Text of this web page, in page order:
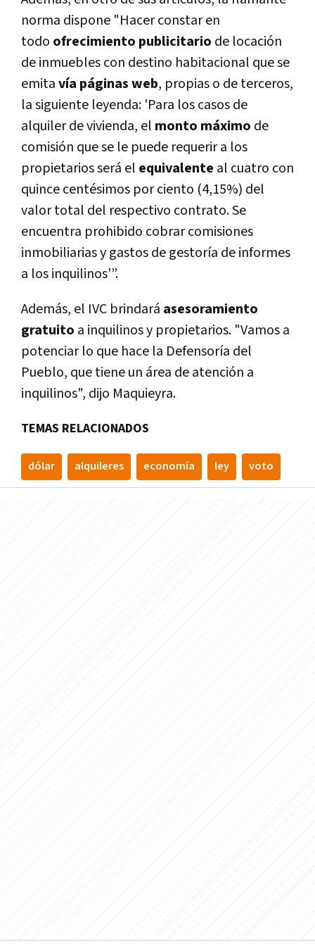
norma dispone "Hacer constar en
todo ofrecimiento publicitario de locación
de inmuebles con destino habitacional que se
emitavía páginas web, propias o de terceros,
la siguiente leyenda: 'Para los casos de
alquiler de vivienda, el monto máximo de
comisión que se le puede requerir a los
propietarios será el equivalente al cuatro con
quince centésimos por ciento (4,15%) del
valor total del respectivo contrato. Se
encuentra prohibido cobrar comisiones
inmobiliarias y gastos de gestoría de informes
a los inquilinos'”.
Además, el IVC brindará asesoramiento
gratuito a inquilinos y propietarios. "Vamos a
potenciar lo que hace la Defensoría del
Pueblo, que tiene un área de atención a
inquilinos", dijo Maquieyra.
TEMAS RELACIONADOS
dólar alquileres economí­a ley voto